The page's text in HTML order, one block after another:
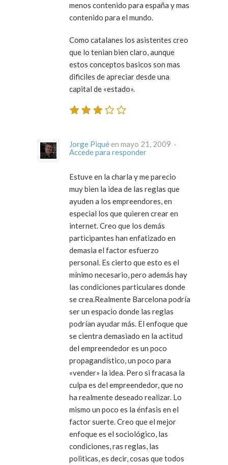
menos contenido para españa y mas
contenido para el mundo.
Como catalanes los asistentes creo
que lo tenian bien claro, aunque
estos conceptos basicos son mas
dificiles de apreciar desde una
capital de «estado».
Jorge Piqué
en mayo 21, 2009 ·
Accede para responder
Estuve en la charla y me parecio
muy bien la idea de las reglas que
ayuden a los empreendores, en
especial los que quieren crear en
internet. Creo que los demás
participantes han enfatizado en
demasia el factor esfuerzo
personal. Es cierto que esto es el
mínimo necesario, pero además hay
las condiciones particulares donde
se crea.Realmente Barcelona podría
ser un espacio donde las reglas
podrían ayudar más. El enfoque que
se cientra demasiado en la actitud
del empreendedor es un poco
propagandístico, un poco para
«vender» la idea. Pero si fracasa la
culpa es del empreendedor, que no
ha realmente deseado realizar. Lo
mismo un poco es la énfasis en el
factor suerte. Creo que el mejor
enfoque es el sociológico, las
condiciones, ras reglas, las
politicas, es decir, cosas que todos